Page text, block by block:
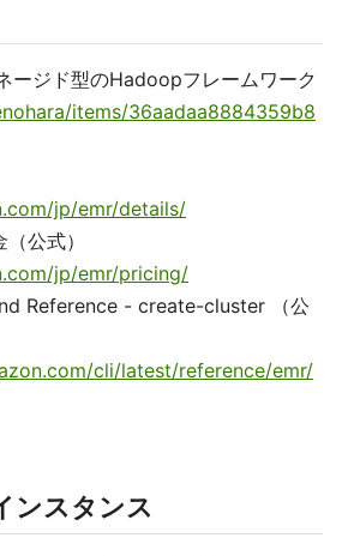
ージド型のHadoopフレームワーク
items/36aadaa8884359b8
jp/emr/details/
公式）
jp/emr/pricing/
Reference - create-cluster （公
cli/latest/reference/emr/
ンスタンス